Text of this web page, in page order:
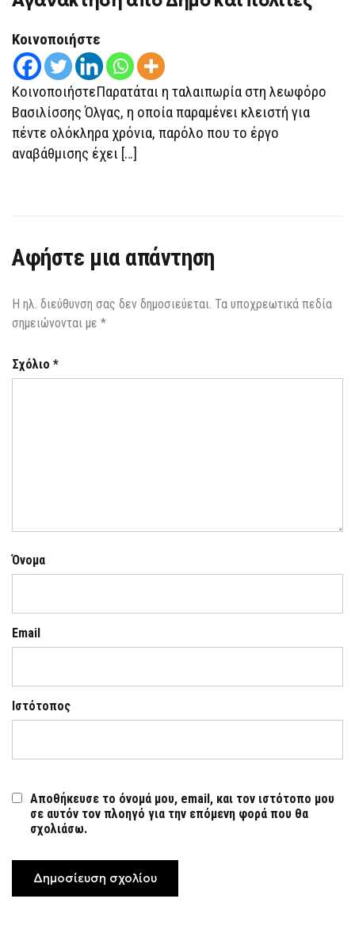
ΚΡΑΤΆ
ΑΠΌ
ΚΑΙ
ΠΟΛΊΤΕΣ
Κοινοποιήστε
ΚοινοποιήστεΠαρατάται η ταλαιπωρία στη λεωφόρο
Βασιλίσσης Όλγας, η οποία παραμένει κλειστή για
πέντε ολόκληρα χρόνια, παρόλο που το έργο
αναβάθμισης έχει […]
Αφήστε μια απάντηση
Η ηλ. διεύθυνση σας δεν δημοσιεύεται. Τα υποχρεωτικά πεδία
σημειώνονται με *
Σχόλιο *
Όνομα
Email
Ιστότοπος
Αποθήκευσε το όνομά μου, email, και τον ιστότοπο μου
σε αυτόν τον πλοηγό για την επόμενη φορά που θα
σχολιάσω.